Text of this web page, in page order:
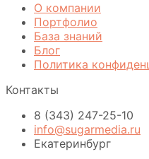
О компании
Портфолио
База знаний
Блог
Политика
Контакты
8 (343) 247-25-10
info@sugarmedia.ru
Екатеринбург